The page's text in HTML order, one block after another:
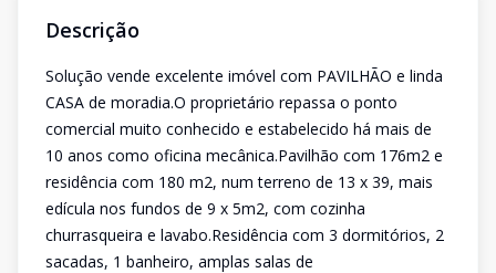
Descrição
Solução vende excelente imóvel com PAVILHÃO e linda
CASA de moradia.O proprietário repassa o ponto
comercial muito conhecido e estabelecido há mais de
10 anos como oficina mecânica.Pavilhão com 176m2 e
residência com 180 m2, num terreno de 13 x 39, mais
edícula nos fundos de 9 x 5m2, com cozinha
churrasqueira e lavabo.Residência com 3 dormitórios, 2
sacadas, 1 banheiro, amplas salas de